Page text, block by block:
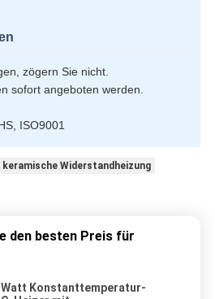
zögern Sie nicht.
sofort angeboten werden.
ISO9001
keramische Widerstandheizung
den besten Preis für
Watt Konstanttemperatur-